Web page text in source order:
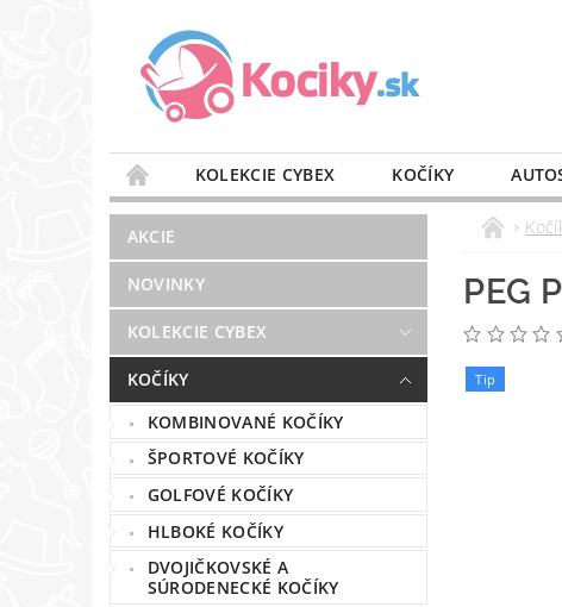
KOLEKCIE CYBEX KOČÍKY
STAROSTLIVOSŤ O VZDUCH
VÝBAVA DO
BLOG
PREDAJŇA KONTAKT
AKCIE
NOVINKY
KOLEKCIE CYBEX
KOČÍKY
KOMBINOVANÉ KOČÍKY
ŠPORTOVÉ KOČÍKY
GOLFOVÉ KOČÍKY
HLBOKÉ KOČÍKY
DVOJIČKOVSKÉ A
SÚRODENECKÉ KOČÍKY
PEG
Tip